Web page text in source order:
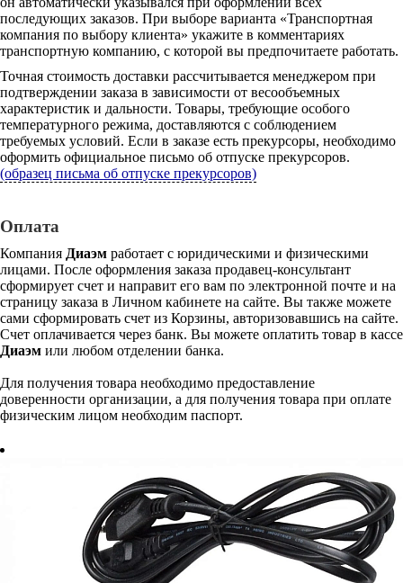
последующих заказов. При выборе варианта «Транспортная
компания по выбору клиента» укажите в комментариях
транспортную компанию, с которой вы предпочитаете работать.
Точная стоимость доставки рассчитывается менеджером при
подтверждении заказа в зависимости от весообъемных
характеристик и дальности. Товары, требующие особого
температурного режима, доставляются с соблюдением
требуемых условий. Если в заказе есть прекурсоры, необходимо
оформить официальное письмо об отпуске прекурсоров.
(образец письма об отпуске прекурсоров)
Оплата
Компания Диаэм работает с юридическими и физическими
лицами. После оформления заказа продавец-консультант
сформирует счет и направит его вам по электронной почте и на
страницу заказа в Личном кабинете на сайте. Вы также можете
сами сформировать счет из Корзины, авторизовавшись на сайте.
Счет оплачивается через банк. Вы можете оплатить товар в кассе
Диаэм или любом отделении банка.
Для получения товара необходимо предоставление
доверенности организации, а для получения товара при оплате
физическим лицом необходим паспорт.